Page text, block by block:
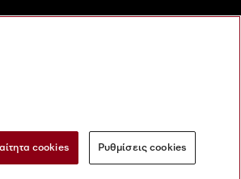
Φόρμα Υπαναχώρησης
cookies Ρυθμίσεις cookies